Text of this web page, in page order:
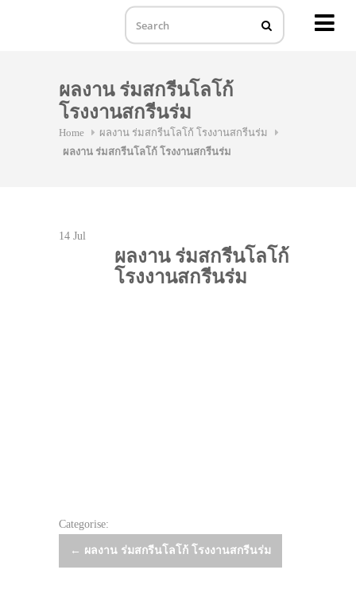
ผลงาน ร่มสกรีนโลโก้
โรงงานสกรีนร่ม
Home
ผลงาน ร่มสกรีนโลโก้ โรงงานสกรีนร่ม
ผลงาน ร่มสกรีนโลโก้ โรงงานสกรีนร่ม
14 Jul
ผลงาน ร่มสกรีนโลโก้
โรงงานสกรีนร่ม
Categorise:
Post
← ผลงาน ร่มสกรีนโลโก้ โรงงานสกรีนร่ม